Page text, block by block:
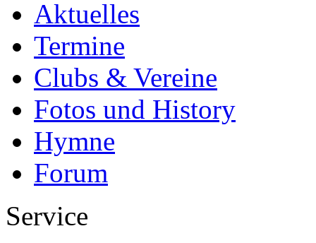
Aktuelles
Termine
Clubs & Vereine
Fotos und History
Hymne
Forum
Service